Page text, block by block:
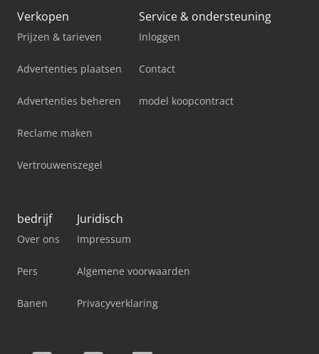
Verkopen
Prijzen & tarieven
Advertenties plaatsen
Advertenties beheren
Reclame maken
Vertrouwenszegel
Service & ondersteuning
Inloggen
Contact
model koopcontract
bedrijf
Over ons
Pers
Banen
Juridisch
Impressum
Algemene voorwaarden
Privacyverklaring